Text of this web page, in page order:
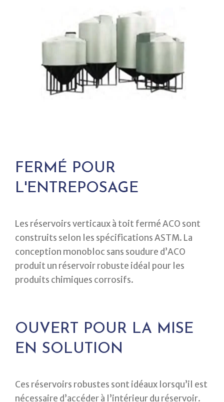
FERMÉ POUR
L'ENTREPOSAGE
Les réservoirs verticaux à toit fermé ACO sont
construits selon les spécifications ASTM. La
conception monobloc sans soudure d’ACO
produit un réservoir robuste idéal pour les
produits chimiques corrosifs.
OUVERT POUR LA MISE
EN SOLUTION
Ces réservoirs robustes sont idéaux lorsqu’il est
nécessaire d’accéder à l’intérieur du réservoir.